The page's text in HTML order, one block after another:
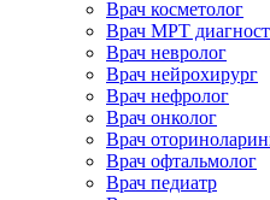
Врач косметолог
Врач МРТ
Врач невролог
Врач нейрохирург
Врач нефролог
Врач онколог
Врач
Врач офтальмолог
Врач педиатр